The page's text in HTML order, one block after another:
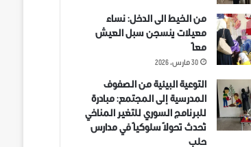
من الخيط الى الدخل: نساء
معيلات ينسجن سبل العيش
معاً
30 مارس، 2026
التوعية البيئية من الصفوف
المدرسية إلى المجتمع: مبادرة
للبرنامج السوري للتغير المناخي
تُحدث تحولاً سلوكياً في مدارس
حلب